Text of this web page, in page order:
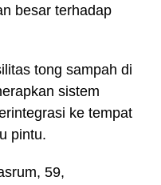
besar terhadap
tong sampah di
sistem
ke tempat
pintu.
59,